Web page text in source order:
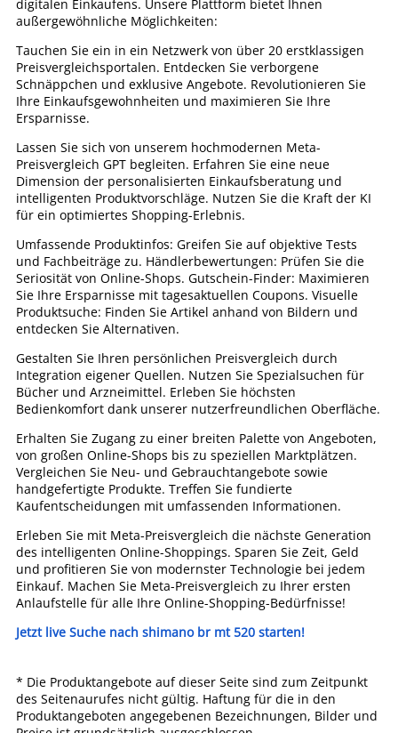
digitalen Einkaufens. Unsere Plattform bietet Ihnen
außergewöhnliche Möglichkeiten:
Tauchen Sie ein in ein Netzwerk von über 20 erstklassigen
Preisvergleichsportalen. Entdecken Sie verborgene
Schnäppchen und exklusive Angebote. Revolutionieren Sie
Ihre Einkaufsgewohnheiten und maximieren Sie Ihre
Ersparnisse.
Lassen Sie sich von unserem hochmodernen Meta-
Preisvergleich GPT begleiten. Erfahren Sie eine neue
Dimension der personalisierten Einkaufsberatung und
intelligenten Produktvorschläge. Nutzen Sie die Kraft der KI
für ein optimiertes Shopping-Erlebnis.
Umfassende Produktinfos: Greifen Sie auf objektive Tests
und Fachbeiträge zu. Händlerbewertungen: Prüfen Sie die
Seriosität von Online-Shops. Gutschein-Finder: Maximieren
Sie Ihre Ersparnisse mit tagesaktuellen Coupons. Visuelle
Produktsuche: Finden Sie Artikel anhand von Bildern und
entdecken Sie Alternativen.
Gestalten Sie Ihren persönlichen Preisvergleich durch
Integration eigener Quellen. Nutzen Sie Spezialsuchen für
Bücher und Arzneimittel. Erleben Sie höchsten
Bedienkomfort dank unserer nutzerfreundlichen Oberfläche.
Erhalten Sie Zugang zu einer breiten Palette von Angeboten,
von großen Online-Shops bis zu speziellen Marktplätzen.
Vergleichen Sie Neu- und Gebrauchtangebote sowie
handgefertigte Produkte. Treffen Sie fundierte
Kaufentscheidungen mit umfassenden Informationen.
Erleben Sie mit Meta-Preisvergleich die nächste Generation
des intelligenten Online-Shoppings. Sparen Sie Zeit, Geld
und profitieren Sie von modernster Technologie bei jedem
Einkauf. Machen Sie Meta-Preisvergleich zu Ihrer ersten
Anlaufstelle für alle Ihre Online-Shopping-Bedürfnisse!
Jetzt live Suche nach shimano br mt 520 starten!
* Die Produktangebote auf dieser Seite sind zum Zeitpunkt
des Seitenaurufes nicht gültig. Haftung für die in den
Produktangeboten angegebenen Bezeichnungen, Bilder und